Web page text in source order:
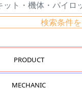
検索条件
PRODUCT
MECHANIC